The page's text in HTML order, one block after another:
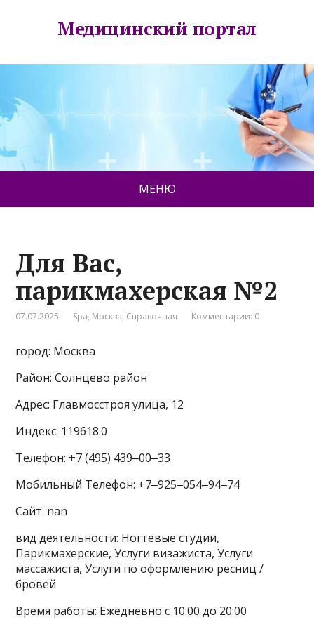
Медицинский портал
МЕНЮ
Для Вас,
парикмахерская №2
07.07.2025 Spa, Москва, Справочная Комментарии: 0
город: Москва
Район: Солнцево район
Адрес: Главмосстроя улица, 12
Индекс: 119618.0
Телефон: +7 (495) 439‒00‒33
Мобильный Телефон: +7‒925‒054‒94‒74
Сайт: nan
вид деятельности: Ногтевые студии,
Парикмахерские, Услуги визажиста, Услуги
массажиста, Услуги по оформлению ресниц /
бровей
Время работы: Ежедневно с 10:00 до 20:00